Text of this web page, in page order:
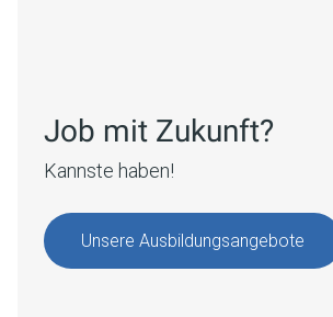
Job mit Zukunft?
Kannste haben!
Unsere Ausbildungsangebote